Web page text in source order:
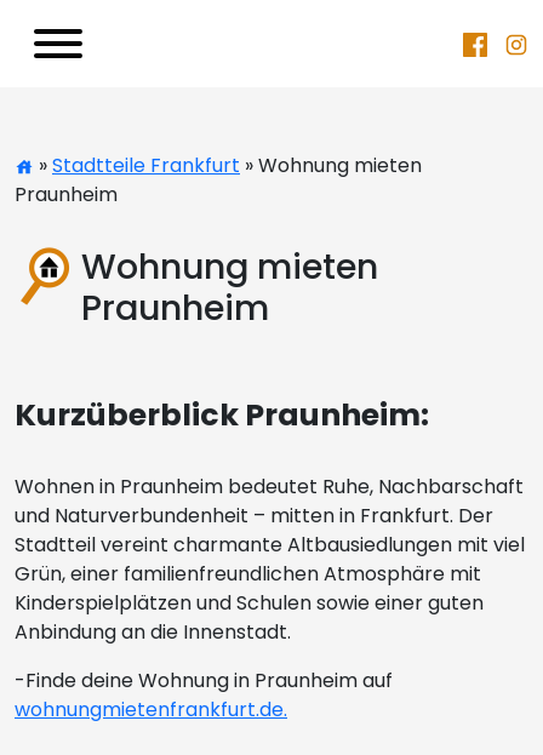
»Stadtteile Frankfurt » Wohnung mieten
Praunheim
Wohnung mieten
Praunheim
Kurzüberblick Praunheim:
Wohnen in Praunheim bedeutet Ruhe, Nachbarschaft
und Naturverbundenheit – mitten in Frankfurt. Der
Stadtteil vereint charmante Altbausiedlungen mit viel
Grün, einer familienfreundlichen Atmosphäre mit
Kinderspielplätzen und Schulen sowie einer guten
Anbindung an die Innenstadt.
-Finde deine Wohnung in Praunheim auf
wohnungmietenfrankfurt.de.